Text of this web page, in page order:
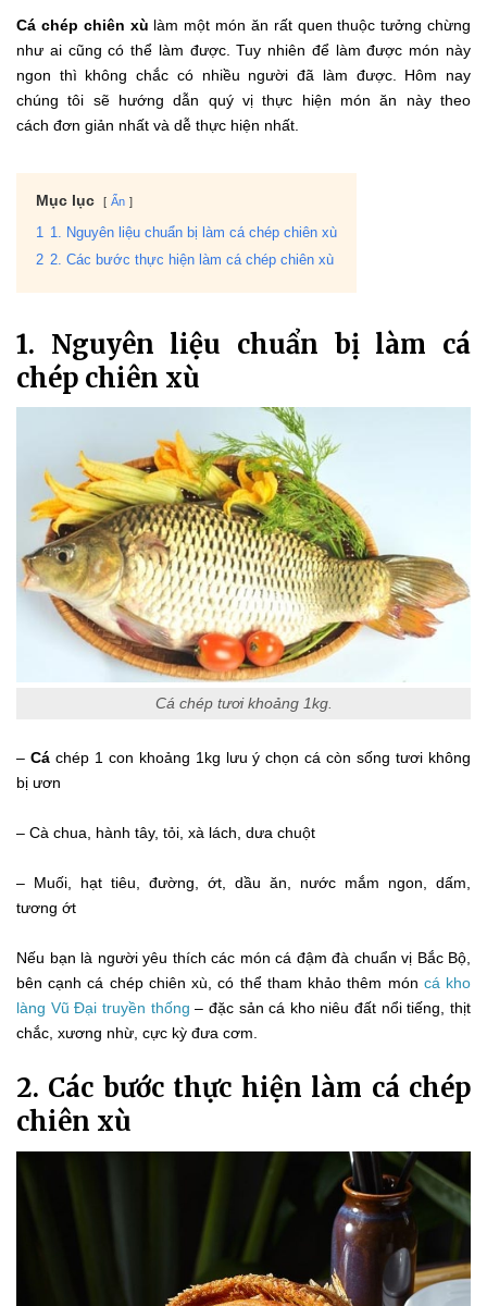
Cá chép chiên xù làm một món ăn rất quen thuộc tưởng chừng
như ai cũng có thể làm được. Tuy nhiên để làm được món này
ngon thì không chắc có nhiều người đã làm được. Hôm nay
chúng tôi sẽ hướng dẫn quý vị thực hiện món ăn này theo
cách đơn giản nhất và dễ thực hiện nhất.
Mục lục Ẩn
1
1. Nguyên liệu chuẩn bị làm cá chép chiên xù
2 2. Các bước thực hiện làm cá chép chiên xù
1. Nguyên liệu chuẩn bị làm cá
chép chiên xù
Cá chép tươi khoảng 1kg.
– Cáchép 1 con khoảng 1kg lưu ý chọn cá còn sống tươi không
bị ươn
– Cà chua, hành tây, tỏi, xà lách, dưa chuột
– Muối, hạt tiêu, đường, ớt, dầu ăn, nước mắm ngon, dấm,
tương ớt
Nếu bạn là người yêu thích các món cá đậm đà chuẩn vị Bắc Bộ,
bên cạnh cá chép chiên xù, có thể tham khảo thêm món cá kho
làng Vũ Đại truyền thống – đặc sản cá kho niêu đất nổi tiếng, thịt
chắc, xương nhừ, cực kỳ đưa cơm.
2. Các bước thực hiện làm cá chép
chiên xù